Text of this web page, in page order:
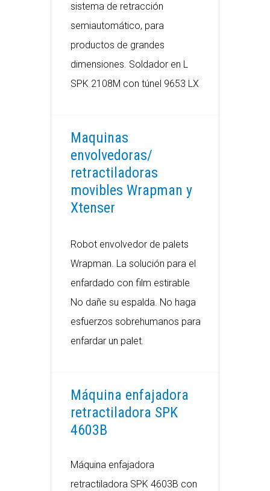
sistema de retracción
semiautomático, para
productos de grandes
dimensiones. Soldador en L
SPK 2108M con túnel 9653 LX
Maquinas
envolvedoras/
retractiladoras
movibles Wrapman y
Xtenser
Robot envolvedor de palets
Wrapman. La solución para el
enfardado con film estirable
No dañe su espalda. No haga
esfuerzos sobrehumanos para
enfardar un palet.
Máquina enfajadora
retractiladora SPK
4603B
Máquina enfajadora
retractiladora SPK 4603B con